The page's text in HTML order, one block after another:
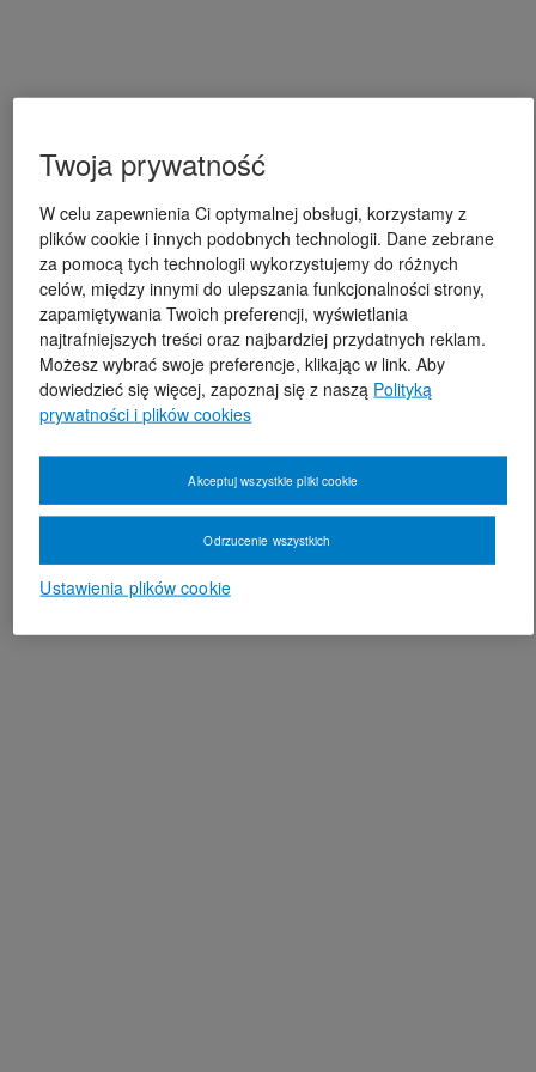
Twoja prywatność
W celu zapewnienia Ci optymalnej obsługi, korzystamy z
plików cookie i innych podobnych technologii. Dane zebrane
za pomocą tych technologii wykorzystujemy do różnych
celów, między innymi do ulepszania funkcjonalności strony,
zapamiętywania Twoich preferencji, wyświetlania
najtrafniejszych treści oraz najbardziej przydatnych reklam.
Możesz wybrać swoje preferencje, klikając w link. Aby
dowiedzieć się więcej, zapoznaj się z naszą Polityką
prywatności i plików cookies
Ustawienia plików cookie
Odrzucenie wszystkich
Akceptuj wszystkie pliki cookie